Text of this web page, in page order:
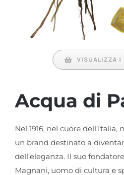
VISUALIZZA I
Acqua di
Nel 1916, nel cuore
un brand destinato a
dell’eleganza. Il suo
Magnani, uomo di cultura e